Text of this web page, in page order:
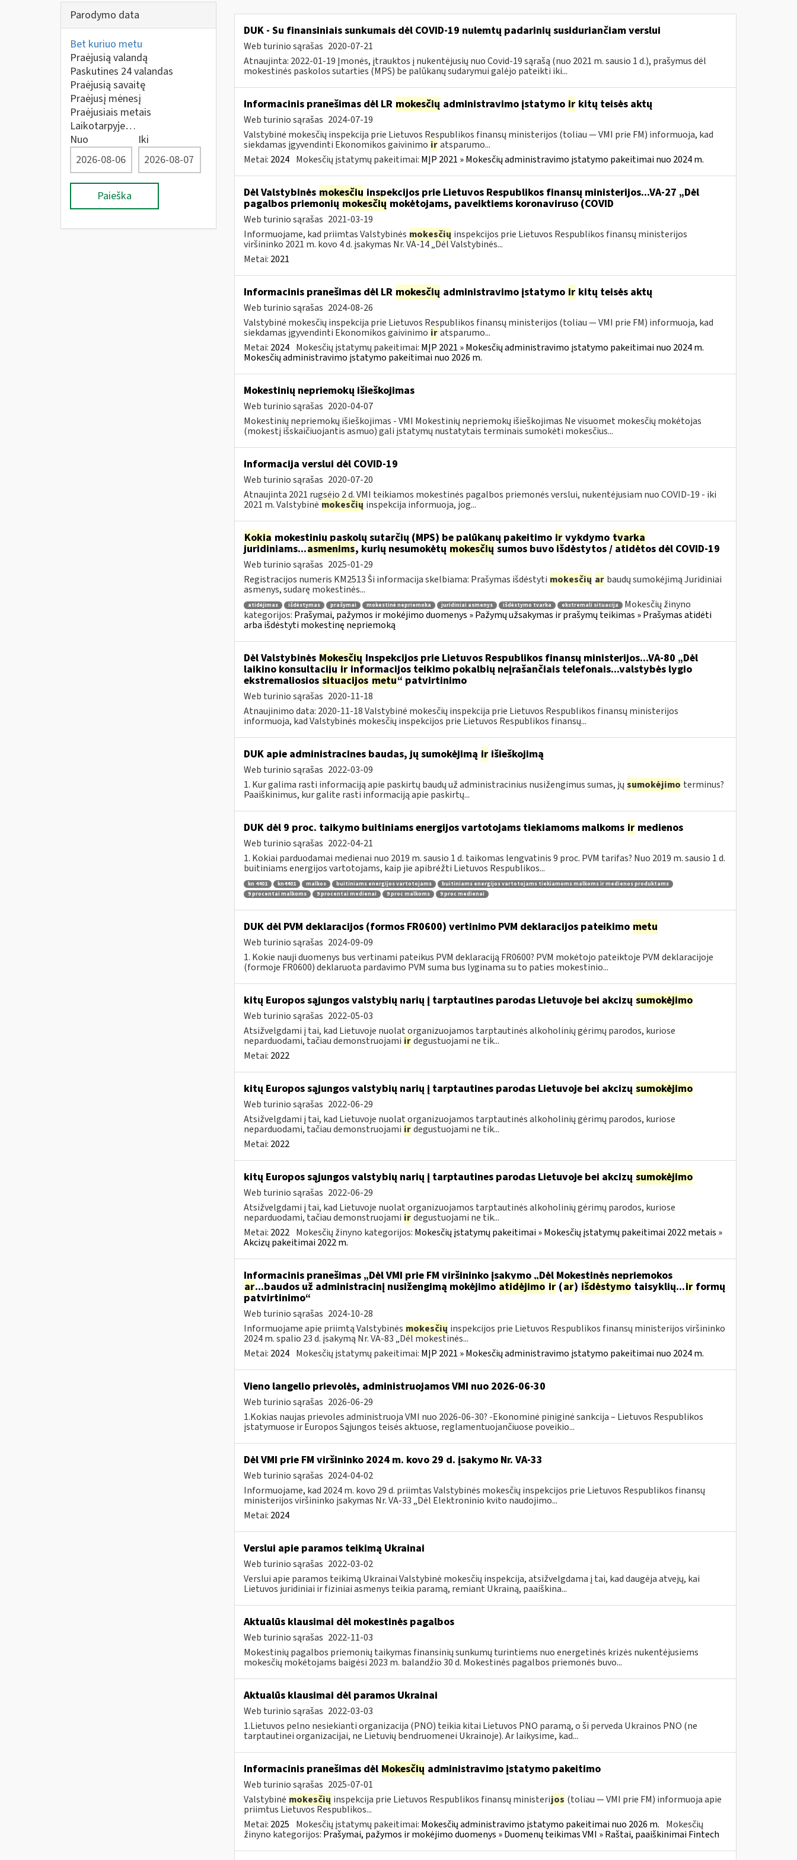
Parodymo data
Bet kuriuo metu
Praėjusią valandą
Paskutines 24 valandas
Praėjusią savaitę
Praėjusį mėnesį
Praėjusiais metais
Laikotarpyje…
Nuo
Iki
Paieška
DUK - Su finansiniais sunkumais dėl COVID-19 nulemtų padarinių susiduriančiam verslui
Web turinio sąrašas 2020-07-21
Atnaujinta: 2022-01-19 Įmonės, įtrauktos į nukentėjusių nuo Covid-19 sąrašą (nuo 2021 m. sausio 1 d.), prašymus dėl
mokestinės paskolos sutarties (MPS) be palūkanų sudarymui galėjo pateikti iki...
Informacinis pranešimas dėl LR mokesčių administravimo įstatymo irkitų teisės aktų
Web turinio sąrašas 2024-07-19
Valstybinė mokesčių inspekcija prie Lietuvos Respublikos finansų ministerijos (toliau — VMI prie FM) informuoja, kad
siekdamas įgyvendinti Ekonomikos gaivinimo ir atsparumo...
Metai: 2024 Mokesčių įstatymų pakeitimai: MĮP 2021 » Mokesčių administravimo įstatymo pakeitimai nuo 2024 m.
Dėl Valstybinės mokesčiųinspekcijos prie Lietuvos Respublikos finansų ministerijos...VA-27 „Dėl
pagalbos priemoniųmokesčių mokėtojams, paveiktiems koronaviruso (COVID
Web turinio sąrašas 2021-03-19
Informuojame, kad priimtas Valstybinės mokesčių inspekcijos prie Lietuvos Respublikos finansų ministerijos
viršininko 2021 m. kovo 4 d. įsakymas Nr. VA-14 „Dėl Valstybinės...
Metai: 2021
Informacinis pranešimas dėl LR mokesčių administravimo įstatymo irkitų teisės aktų
Web turinio sąrašas 2024-08-26
Valstybinė mokesčių inspekcija prie Lietuvos Respublikos finansų ministerijos (toliau — VMI prie FM) informuoja, kad
siekdamas įgyvendinti Ekonomikos gaivinimo ir atsparumo...
Metai: 2024 Mokesčių įstatymų pakeitimai: MĮP 2021 » Mokesčių administravimo įstatymo pakeitimai nuo 2024 m.
Mokesčių administravimo įstatymo pakeitimai nuo 2026 m.
Mokestinių nepriemokų išieškojimas
Web turinio sąrašas 2020-04-07
Mokestinių nepriemokų išieškojimas - VMI Mokestinių nepriemokų išieškojimas Ne visuomet mokesčių mokėtojas
(mokestį išskaičiuojantis asmuo) gali įstatymų nustatytais terminais sumokėti mokesčius...
Informacija verslui dėl COVID-19
Web turinio sąrašas 2020-07-20
Atnaujinta 2021 rugsėjo 2 d. VMI teikiamos mokestinės pagalbos priemonės verslui, nukentėjusiam nuo COVID-19 - iki
2021 m. Valstybinė mokesčių inspekcija informuoja, jog...
Kokia mokestinių paskolų sutarčių (MPS) be palūkanų pakeitimo irvykdymo tvarka
juridiniams...asmenims, kurių nesumokėtų mokesčių sumos buvo išdėstytos / atidėtos dėl COVID-19
Web turinio sąrašas 2025-01-29
Registracijos numeris KM2513 Ši informacija skelbiama: Prašymas išdėstyti mokesčių ar baudų sumokėjimą Juridiniai
asmenys, sudarę mokestinės...
atidėjimas išdėstymas prašymai mokestinė nepriemoka juridiniai asmenys išdėstymo tvarka ekstremali situacija
Mokesčių žinyno
kategorijos: Prašymai, pažymos ir mokėjimo duomenys » Pažymų užsakymas ir prašymų teikimas » Prašymas atidėti
arba išdėstyti mokestinę nepriemoką
Dėl Valstybinės Mokesčių Inspekcijos prie Lietuvos Respublikos finansų ministerijos...VA-80 „Dėl
laikino konsultacijųirinformacijos teikimo pokalbių neįrašančiais telefonais...valstybės lygio
ekstremaliosios situacijos metu“ patvirtinimo
Web turinio sąrašas 2020-11-18
Atnaujinimo data: 2020-11-18 Valstybinė mokesčių inspekcija prie Lietuvos Respublikos finansų ministerijos
informuoja, kad Valstybinės mokesčių inspekcijos prie Lietuvos Respublikos finansų...
DUK apie administracines baudas, jų sumokėjimą irišieškojimą
Web turinio sąrašas 2022-03-09
1. Kur galima rasti informaciją apie paskirtų baudų už administracinius nusižengimus sumas, jų sumokėjimo terminus?
Paaiškinimus, kur galite rasti informaciją apie paskirtų...
DUK dėl 9 proc. taikymo buitiniams energijos vartotojams tiekiamoms malkoms irmedienos
Web turinio sąrašas 2022-04-21
1. Kokiai parduodamai medienai nuo 2019 m. sausio 1 d. taikomas lengvatinis 9 proc. PVM tarifas? Nuo 2019 m. sausio 1 d.
buitiniams energijos vartotojams, kaip jie apibrėžti Lietuvos Respublikos...
kn 4401 kn4401 malkos buitiniams energijos vartotojams
buitiniams energijos vartotojams tiekiamoms malkoms ir medienos produktams
9 procentai malkoms
9 procentai medienai 9 proc malkoms 9 proc medienai
DUK dėl PVM deklaracijos (formos FR0600) vertinimo PVM deklaracijos pateikimo metu
Web turinio sąrašas 2024-09-09
1. Kokie nauji duomenys bus vertinami pateikus PVM deklaraciją FR0600? PVM mokėtojo pateiktoje PVM deklaracijoje
(formoje FR0600) deklaruota pardavimo PVM suma bus lyginama su to paties mokestinio...
kitų Europos sąjungos valstybių narių į tarptautines parodas Lietuvoje bei akcizų sumokėjimo
Web turinio sąrašas 2022-05-03
Atsižvelgdami į tai, kad Lietuvoje nuolat organizuojamos tarptautinės alkoholinių gėrimų parodos, kuriose
neparduodami, tačiau demonstruojami ir degustuojami ne tik...
Metai: 2022
kitų Europos sąjungos valstybių narių į tarptautines parodas Lietuvoje bei akcizų sumokėjimo
Web turinio sąrašas 2022-06-29
Atsižvelgdami į tai, kad Lietuvoje nuolat organizuojamos tarptautinės alkoholinių gėrimų parodos, kuriose
neparduodami, tačiau demonstruojami ir degustuojami ne tik...
Metai: 2022
kitų Europos sąjungos valstybių narių į tarptautines parodas Lietuvoje bei akcizų sumokėjimo
Web turinio sąrašas 2022-06-29
Atsižvelgdami į tai, kad Lietuvoje nuolat organizuojamos tarptautinės alkoholinių gėrimų parodos, kuriose
neparduodami, tačiau demonstruojami ir degustuojami ne tik...
Metai: 2022 Mokesčių žinyno kategorijos: Mokesčių įstatymų pakeitimai » Mokesčių įstatymų pakeitimai 2022 metais »
Akcizų pakeitimai 2022 m.
Informacinis pranešimas „Dėl VMI prie FM viršininko įsakymo „Dėl Mokestinės nepriemokos
ar...baudos už administracinį nusižengimą mokėjimo atidėjimo ir(ar) išdėstymo taisyklių...irformų
patvirtinimo“
Web turinio sąrašas 2024-10-28
Informuojame apie priimtą Valstybinės mokesčių inspekcijos prie Lietuvos Respublikos finansų ministerijos viršininko
2024 m. spalio 23 d. įsakymą Nr. VA-83 „Dėl mokestinės...
Metai: 2024 Mokesčių įstatymų pakeitimai: MĮP 2021 » Mokesčių administravimo įstatymo pakeitimai nuo 2024 m.
Vieno langelio prievolės, administruojamos VMI nuo 2026-06-30
Web turinio sąrašas 2026-06-29
1.Kokias naujas prievoles administruoja VMI nuo 2026-06-30? -Ekonominė piniginė sankcija – Lietuvos Respublikos
įstatymuose ir Europos Sąjungos teisės aktuose, reglamentuojančiuose poveikio...
Dėl VMI prie FM viršininko 2024 m. kovo 29 d. įsakymo Nr. VA-33
Web turinio sąrašas 2024-04-02
Informuojame, kad 2024 m. kovo 29 d. priimtas Valstybinės mokesčių inspekcijos prie Lietuvos Respublikos finansų
ministerijos viršininko įsakymas Nr. VA-33 „Dėl Elektroninio kvito naudojimo...
Metai: 2024
Verslui apie paramos teikimą Ukrainai
Web turinio sąrašas 2022-03-02
Verslui apie paramos teikimą Ukrainai Valstybinė mokesčių inspekcija, atsižvelgdama į tai, kad daugėja atvejų, kai
Lietuvos juridiniai ir fiziniai asmenys teikia paramą, remiant Ukrainą, paaiškina...
Aktualūs klausimai dėl mokestinės pagalbos
Web turinio sąrašas 2022-11-03
Mokestinių pagalbos priemonių taikymas finansinių sunkumų turintiems nuo energetinės krizės nukentėjusiems
mokesčių mokėtojams baigėsi 2023 m. balandžio 30 d. Mokestinės pagalbos priemonės buvo...
Aktualūs klausimai dėl paramos Ukrainai
Web turinio sąrašas 2022-03-03
1.Lietuvos pelno nesiekianti organizacija (PNO) teikia kitai Lietuvos PNO paramą, o ši perveda Ukrainos PNO (ne
tarptautinei organizacijai, ne Lietuvių bendruomenei Ukrainoje). Ar laikysime, kad...
Informacinis pranešimas dėl Mokesčių administravimo įstatymo pakeitimo
Web turinio sąrašas 2025-07-01
Valstybinė mokesčių inspekcija prie Lietuvos Respublikos finansų ministerijos (toliau — VMI prie FM) informuoja apie
priimtus Lietuvos Respublikos...
Metai: 2025 Mokesčių įstatymų pakeitimai: Mokesčių administravimo įstatymo pakeitimai nuo 2026 m. Mokesčių
žinyno kategorijos: Prašymai, pažymos ir mokėjimo duomenys » Duomenų teikimas VMI » Raštai, paaiškinimai Fintech